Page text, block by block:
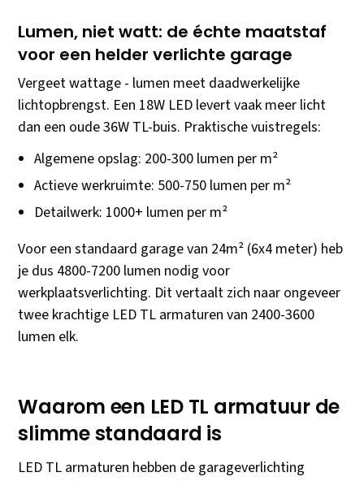
Lumen, niet watt: de échte maatstaf
voor een helder verlichte garage
Vergeet wattage - lumen meet daadwerkelijke
lichtopbrengst. Een 18W LED levert vaak meer licht
dan een oude 36W TL-buis. Praktische vuistregels:
Algemene opslag: 200-300 lumen per m²
Actieve werkruimte: 500-750 lumen per m²
Detailwerk: 1000+ lumen per m²
Voor een standaard garage van 24m² (6x4 meter) heb
je dus 4800-7200 lumen nodig voor
werkplaatsverlichting. Dit vertaalt zich naar ongeveer
twee krachtige LED TL armaturen van 2400-3600
lumen elk.
Waarom een LED TL armatuur de
slimme standaard is
LED TL armaturen hebben de garageverlichting